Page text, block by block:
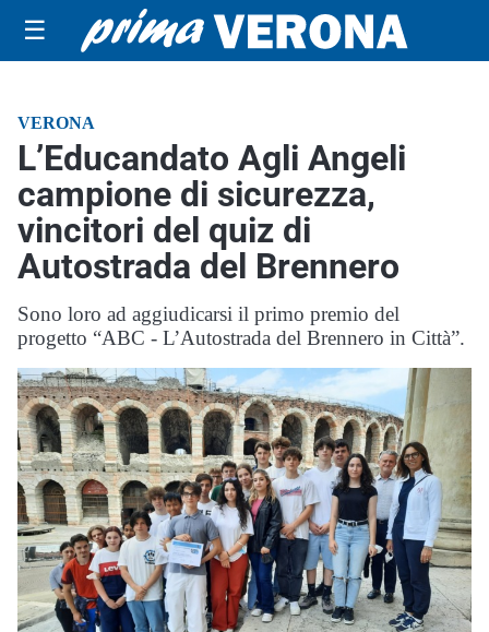
☰
VERONA
L’Educandato Agli Angeli
campione di sicurezza,
vincitori del quiz di
Autostrada del Brennero
Sono loro ad aggiudicarsi il primo premio del
progetto “ABC - L’Autostrada del Brennero in Città”.